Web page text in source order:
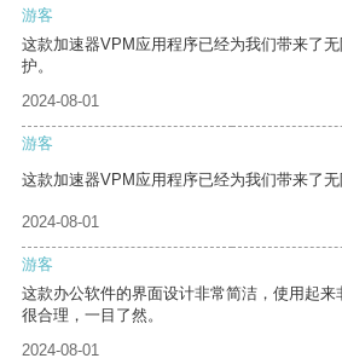
游客
这款加速器VPM应用程序已经为我们带来了
护。
2024-08-01
游客
这款加速器VPM应用程序已经为我们带来了无
2024-08-01
游客
这款办公软件的界面设计非常简洁，使用起
很合理，一目了然。
2024-08-01